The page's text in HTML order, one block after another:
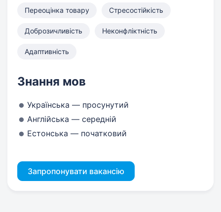
Переоцінка товару Стресостійкість
Доброзичливість Неконфліктність
Адаптивність
Знання мов
Українська — просунутий
Англійська — середній
Естонська — початковий
Запропонувати вакансію